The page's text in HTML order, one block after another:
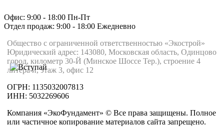
Офис: 9:00 - 18:00 Пн-Пт
Отдел продаж: 9:00 - 18:00 Ежедневно
Общество с ограниченной ответственностью «Экострой»
Юридический адрес: 143080, Московская область, Одинцово
город, километр 30-Й (Минское Шоссе Тер.), строение 4
литера и, этаж 3, офис 12
ОГРН: 1135032007813
ИНН: 5032269606
Компания «ЭкоФундамент» © Все права защищены. Полное
или частичное копирование материалов сайта запрещено.